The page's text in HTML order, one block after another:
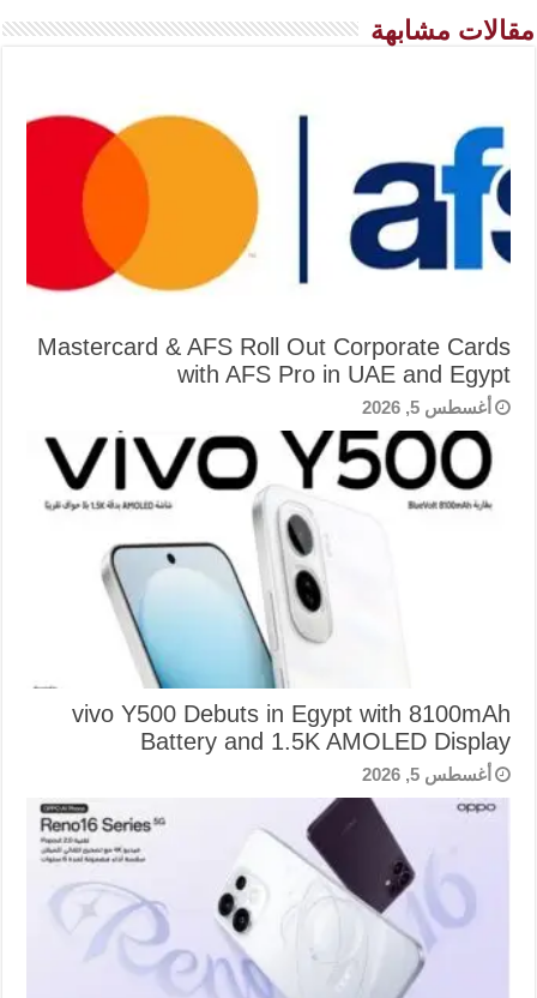
مقالات مشابهة
Mastercard & AFS Roll Out Corporate Cards
with AFS Pro in UAE and Egypt
أغسطس 5, 2026
vivo Y500 Debuts in Egypt with 8100mAh
Battery and 1.5K AMOLED Display
أغسطس 5, 2026